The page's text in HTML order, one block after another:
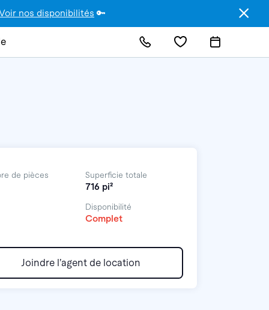
nos disponibilités 🔑
de pièces Superficie totale
716 pi²
Disponibilité
Complet
Joindre l’agent de location